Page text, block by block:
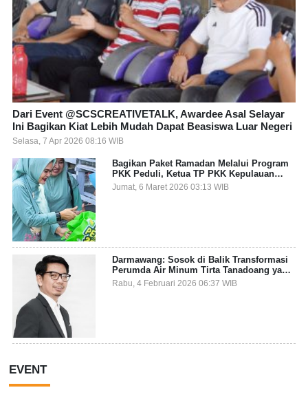
Dari Event @SCSCREATIVETALK, Awardee Asal Selayar
Ini Bagikan Kiat Lebih Mudah Dapat Beasiswa Luar Negeri
Selasa, 7 Apr 2026 08:16 WIB
Bagikan Paket Ramadan Melalui Program
PKK Peduli, Ketua TP PKK Kepulauan
Selayar: Puasa Adalah Ajang Melatih
Kepekaan Sosial
Jumat, 6 Maret 2026 03:13 WIB
Darmawang: Sosok di Balik Transformasi
Perumda Air Minum Tirta Tanadoang yang
Makin Inovatif
Rabu, 4 Februari 2026 06:37 WIB
EVENT